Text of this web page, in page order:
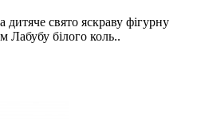
свято яскраву фігурну
Лабубу білого коль..